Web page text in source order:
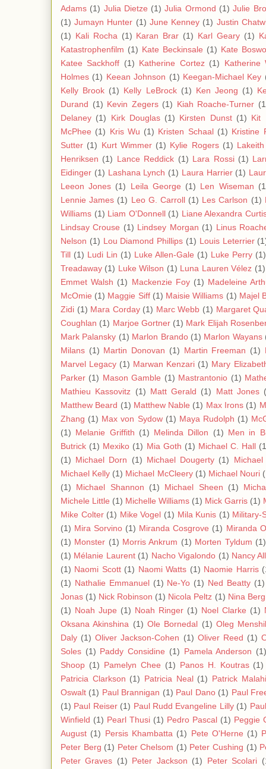
Adams (1) Julia Dietze (1) Julia Ormond (1) Julie
(1) Jumayn Hunter (1) June Kenney (1) Justin
(1)
Kali Rocha (1) Karan Brar (1) Karl Geary (1)
Katastrophenfilm (1) Kate Beckinsale (1) Kate
Katee Sackhoff (1) Katherine Cortez (1)
Katherine
Holmes (1) Keean Johnson (1) Keegan-Michael Key
Kelly Brook (1) Kelly LeBrock (1) Ken Jeong (1)
Durand
(1) Kevin Zegers (1) Kiah Roache-Turner
Delaney (1) Kirk Douglas (1) Kirsten Dunst (1)
Kit
McPhee (1) Kris Wu (1) Kristen Schaal (1) Kristine
Sutter (1) Kurt Wimmer (1) Kylie Rogers (1)
Henriksen (1) Lance Reddick (1) Lara Rossi (1)
Eidinger (1) Lashana Lynch (1) Laura Harrier (1)
Leeon Jones (1) Leila George (1) Len Wiseman
Lennie James (1) Leo G. Carroll (1) Les Carlson (1)
Williams (1) Liam O'Donnell (1)
Liane Alexandra
Lindsay Crouse (1) Lindsey Morgan (1)
Linus
Nelson (1) Lou Diamond Phillips (1) Louis Leterrier
Till
(1) Ludi Lin (1) Luke Allen-Gale (1) Luke Perry (1)
Treadaway (1) Luke Wilson (1) Luna Lauren Vélez (1)
Emmet Walsh (1) Mackenzie Foy (1) Madeleine
McOmie (1) Maggie Siff (1) Maisie Williams (1) Majel
Zidi (1) Mara Corday (1) Marc Webb (1) Margaret
Coughlan (1) Marjoe Gortner (1) Mark Elijah
Mark Palansky (1) Marlon Brando (1) Marlon Wayans
Milans (1) Martin Donovan (1) Martin Freeman (1)
Marvel Legacy (1) Marwan Kenzari (1) Mary
Parker (1) Mason Gamble (1) Mastrantonio (1)
Mathieu Kassovitz (1) Matt Gerald (1) Matt Jones
Matthew Beard (1) Matthew Nable (1) Max Irons (1)
Zhang (1) Max von Sydow (1) Maya Rudolph (1)
(1)
Melanie Griffith (1) Melinda Dillon (1)
Men in
Butrick (1) Mexiko (1) Mia Goth (1) Michael C. Hall
(1)
Michael Dorn (1) Michael Dougerty (1)
Michael Kelly (1) Michael McCleery (1) Michael Nouri
(1)
Michael Shannon (1) Michael Sheen (1)
Michele Little (1) Michelle Williams (1) Mick Garris (1)
Mike Colter (1) Mike Vogel (1) Mila Kunis (1) Military-
(1) Mira Sorvino (1) Miranda Cosgrove (1) Miranda
(1) Monster (1) Morris Ankrum (1) Morten Tyldum (1)
(1) Mélanie Laurent (1) Nacho Vigalondo (1) Nancy
(1) Naomi Scott (1) Naomi Watts (1) Naomie Harris
(1) Nathalie Emmanuel (1) Ne-Yo (1) Ned Beatty (1)
Jonas (1) Nick Robinson (1) Nicola Peltz (1) Nina
(1) Noah Jupe (1) Noah Ringer (1) Noel Clarke (1)
Oksana Akinshina (1) Ole Bornedal (1) Oleg
Daly (1) Oliver Jackson-Cohen (1) Oliver Reed (1)
Soles (1) Paddy Considine (1) Pamela Anderson
Shoop (1) Pamelyn Chee (1) Panos H. Koutras (1)
Patricia Clarkson (1) Patricia Neal (1)
Patrick
Oswalt (1) Paul Brannigan (1) Paul Dano (1) Paul
(1) Paul Reiser (1) Paul Rudd Evangeline Lilly (1)
Winfield (1) Pearl Thusi (1) Pedro Pascal (1) Peggie
August (1) Persis Khambatta (1) Pete O'Herne (1)
Peter Berg (1) Peter Chelsom (1) Peter Cushing (1)
Peter Graves (1) Peter Jackson (1) Peter Scolari